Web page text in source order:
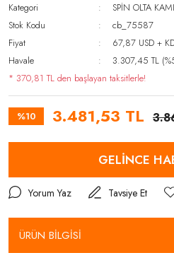
Kategori SPİN OLTA
Stok Kodu
cb_75587
Fiyat
67,87 USD +
Havale
3.307,45 TL
* 370,81 TL den başlayan taksitlerle!
%10 3.481,53 TL
GELİNCE
Yorum Yaz Tavsiye Et
ÜRÜN BİLGİSİ